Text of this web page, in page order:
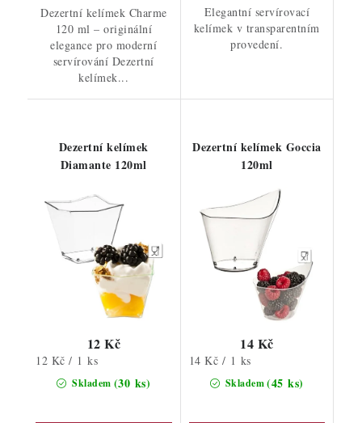
Dezertní kelímek Charme
120 ml – originální
elegance pro moderní
servírování Dezertní
kelímek...
Elegantní servírovací
kelímek v transparentním
provedení.
Dezertní kelímek
Diamante 120ml
Skladem (30 ks)
12 Kč
Měrná
cena:
12 Kč / 1 ks
Dezertní kelímek Goccia
120ml
Skladem(45 ks)
14 Kč
Měrná
cena:
14 Kč / 1 ks